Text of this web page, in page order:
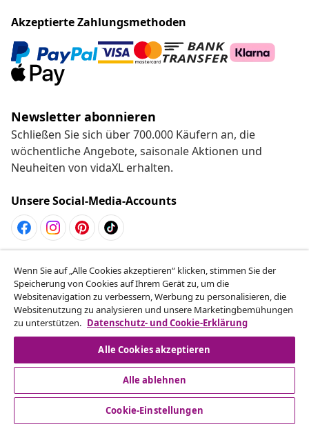
Akzeptierte Zahlungsmethoden
Newsletter abonnieren
Schließen Sie sich über 700.000 Käufern an, die
wöchentliche Angebote, saisonale Aktionen und
Neuheiten von vidaXL erhalten.
Unsere Social-Media-Accounts
Vom Vertrag zurücktreten
Reiche einen Widerrufsantrag für deine Bestellung
ein.
Vom Vertrag zurücktreten
Kundenservice
Wenn Sie auf „Alle Cookies akzeptieren“ klicken, stimmen Sie der
Speicherung von Cookies auf Ihrem Gerät zu, um die
Websitenavigation zu verbessern, Werbung zu personalisieren, die
Websitenutzung zu analysieren und unsere Marketingbemühungen
zu unterstützen. Datenschutz- und Cookie-Erklärung
Alle Cookies akzeptieren
Alle ablehnen
Cookie-Einstellungen